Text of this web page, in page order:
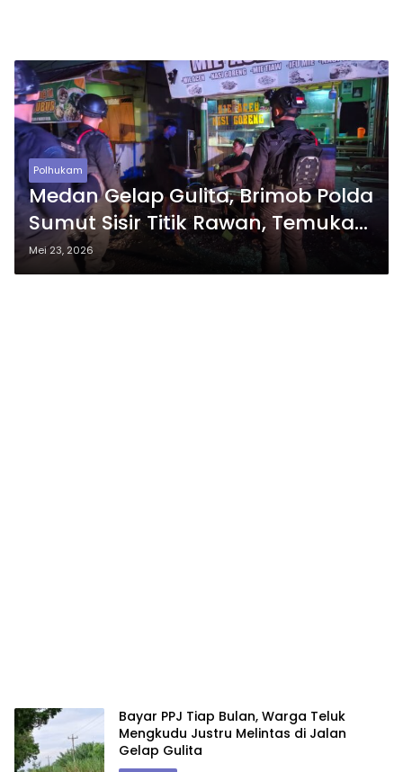
Polhukam
Medan Gelap Gulita, Brimob Polda
Sumut Sisir Titik Rawan, Temukan
Parang di Bawah Tol Belmera
Mei 23, 2026
Bayar PPJ Tiap Bulan, Warga Teluk
Mengkudu Justru Melintas di Jalan
Gelap Gulita